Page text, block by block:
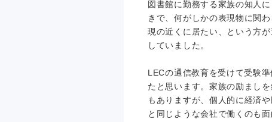
図書館に勤務する家族の知人
きで、何がしかの表現物に関
現の近くに居たい、という方
していました。
LECの通信教育を受けて受験
たと思います。家族の励まし
もありますが、個人的に経済
と同じような会社で働くのも